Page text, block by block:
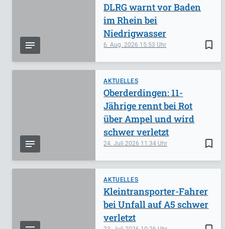
bookmark_border
6. Aug. 2026 15:53
DLRG warnt vor Baden
im Rhein bei
Niedrigwasser
AKTUELLES
bookmark_border
24. Juli 2026 11:34
Oberderdingen: 11-
Jährige rennt bei Rot
über Ampel und wird
schwer verletzt
AKTUELLES
Kleintransporter-Fahrer
bei Unfall auf A5 schwer
verletzt